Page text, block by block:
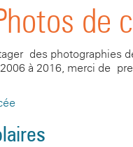
de
des photographies
à 2016, merci de